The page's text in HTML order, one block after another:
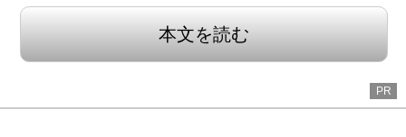
本文を読む
PR